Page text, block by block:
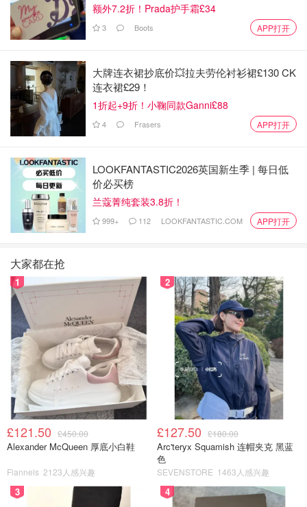
埃塞克斯 6月21日
兰卡斯特 6月28日
伦敦 7月5日
布里斯托
谢菲尔德 7月12日
纽卡斯尔
利兹
贝尔法斯特
利物浦 7月27日
布莱顿 8月2日 - 8月3日
考文垂 8月31日
华威 8月16日
曼彻斯特 8月22日 - 8月25日
莱斯特 8月30日
2025年英国彩虹游行详情 - Pride Parade 2025
额外7.2折！Prada护手霜£34
3 Boots APP打开
大牌连衣裙抄底价💥拉夫劳伦衬衫裙£130 CK
连衣裙£29！
1折起+9折！小鞠同款Ganni£88
4 Frasers APP打开
LOOKFANTASTIC2026英国新生季 | 每日低
价必买榜
兰蔻菁纯套装3.8折！
999+ 112 LOOKFANTASTIC.COM APP打开
大家都在抢
1
£121.50 £450.00
Alexander McQueen 厚底小白鞋
Flannels 2123人感兴趣
2
£127.50 £180.00
Arc'teryx Squamish 连帽夹克 黑蓝
色
SEVENSTORE 1463人感兴趣
3 4